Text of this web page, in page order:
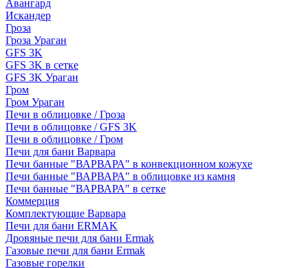
Авангард
Искандер
Гроза
Гроза Ураган
GFS 3K
GFS 3K в сетке
GFS 3K Ураган
Гром
Гром Ураган
Печи в облицовке / Гроза
Печи в облицовке / GFS 3K
Печи в облицовке / Гром
Печи для бани Варвара
Печи банные "ВАРВАРА" в конвекционном кожухе
Печи банные "ВАРВАРА" в облицовке из камня
Печи банные "ВАРВАРА" в сетке
Коммерция
Комплектующие Варвара
Печи для бани ERMAK
Дровяные печи для бани Ermak
Газовые печи для бани Ermak
Газовые горелки